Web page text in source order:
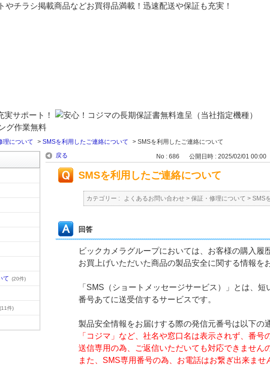
チラシ掲載商品などお買得品満載！迅速配送や保証も充実！
理について > SMSを利用したご連絡について > SMSを利用したご連絡について
て (20件)
(11件)
戻る No : 686 公開日時 : 2025/02/01 00:00
SMSを利用したご連絡について
カテゴリー : よくあるお問い合わせ > 保証・修理について > SMS
回答
ビックカメラグループにおいては、お客様の購入履
お買上げいただいた商品の製品安全に関する情報を
「SMS（ショートメッセージサービス）」とは、
番号あてに送受信するサービスです。
製品安全情報をお届けする際の発信元番号は以下の
「コジマ」など、社名や窓口名は表示されず、番号
送信専用の為、ご返信いただいても対応できません
また、SMS専用番号の為、お電話はお繋ぎ出来ませ